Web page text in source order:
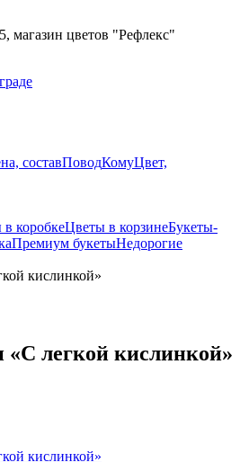
магазин цветов "Рефлекс"
составПоводКомуЦвет,
коробкеЦветы в корзинеБукеты-
Премиум букетыНедорогие
кислинкой»
«С легкой кислинкой»